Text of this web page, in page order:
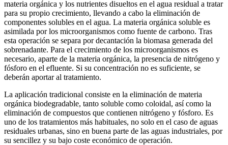
materia orgánica y los nutrientes disueltos en el agua residual a tratar
para su propio crecimiento, llevando a cabo la eliminación de
componentes solubles en el agua. La materia orgánica soluble es
asimilada por los microorganismos como fuente de carbono. Tras
esta operación se separa por decantación la biomasa generada del
sobrenadante. Para el crecimiento de los microorganismos es
necesario, aparte de la materia orgánica, la presencia de nitrógeno y
fósforo en el efluente. Si su concentración no es suficiente, se
deberán aportar al tratamiento.
La aplicación tradicional consiste en la eliminación de materia
orgánica biodegradable, tanto soluble como coloidal, así como la
eliminación de compuestos que contienen nitrógeno y fósforo. Es
uno de los tratamientos más habituales, no solo en el caso de aguas
residuales urbanas, sino en buena parte de las aguas industriales, por
su sencillez y su bajo coste económico de operación.